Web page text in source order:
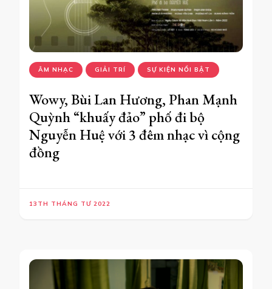
ÂM NHẠC GIẢI TRÍ SỰ KIỆN NỔI BẬT
Wowy, Bùi Lan Hương, Phan Mạnh
Quỳnh “khuấy đảo” phố đi bộ
Nguyễn Huệ với 3 đêm nhạc vì cộng
đồng
13TH THÁNG TƯ 2022